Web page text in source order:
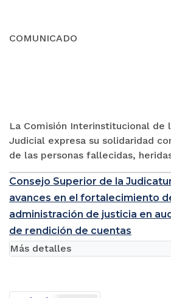
COMUNICADO
La Comisión Interinstitucional de
Judicial expresa su solidaridad
de las personas fallecidas,
Consejo Superior de la
avances en el fortalecimiento
administración de justicia en
de rendición de cuentas
Más detalles